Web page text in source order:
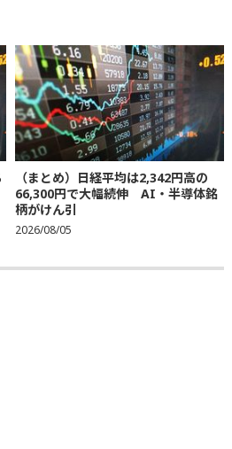
（まとめ）日経平均は2,342円高の
66,300円で大幅続伸 AI・半導体銘
柄がけん引
2026/08/05